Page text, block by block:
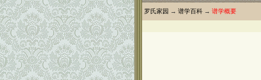
罗氏家园 → 谱学百科 → 谱学概要